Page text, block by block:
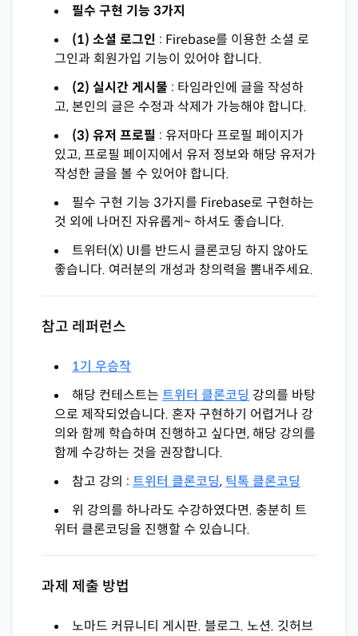
필수 구현 기능 3가지
(1) 소셜 로그인 : Firebase를 이용한 소셜 로
그인과 회원가입 기능이 있어야 합니다.
(2) 실시간 게시물 : 타임라인에 글을 작성하
고, 본인의 글은 수정과 삭제가 가능해야 합니다.
(3) 유저 프로필 : 유저마다 프로필 페이지가
있고, 프로필 페이지에서 유저 정보와 해당 유저가
작성한 글을 볼 수 있어야 합니다.
필수 구현 기능 3가지를 Firebase로 구현하는
것 외에 나머진 자유롭게~ 하셔도 좋습니다.
트위터(X) UI를 반드시 클론코딩 하지 않아도
좋습니다. 여러분의 개성과 창의력을 뽐내주세요.
참고 레퍼런스
1기 우승작
해당 컨테스트는 트위터 클론코딩 강의를 바탕
으로 제작되었습니다. 혼자 구현하기 어렵거나 강
의와 함께 학습하며 진행하고 싶다면, 해당 강의를
함께 수강하는 것을 권장합니다.
참고 강의 : 트위터 클론코딩, 틱톡 클론코딩
위 강의를 하나라도 수강하였다면. 충분히 트
위터 클론코딩을 진행할 수 있습니다.
과제 제출 방법
노마드 커뮤니티 게시판. 블로그. 노션. 깃허브